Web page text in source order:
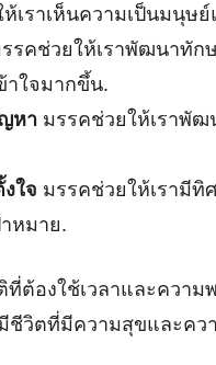
ราเห็นความเป็นมนุษ
รคช่วยให้เราพัฒนาทัก
าใจมากขึ้น.
หามรรคช่วยให้เราพัฒ
ใจ มรรคช่วยให้เรามีทิ
หมาย.
ที่ต้องใช้เวลาและควา
ชีวิตที่มีความสุขและคว